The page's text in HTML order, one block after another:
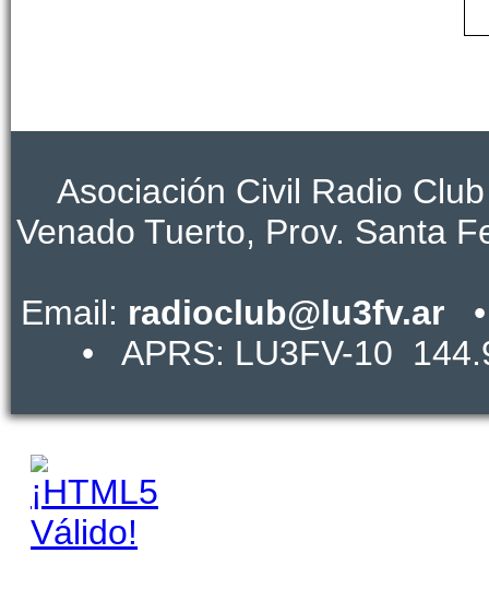
Asociación Civil Radio
Venado Tuerto, Prov. Santa
Email: radioclub@lu3fv.ar•
• APRS: LU3FV-10